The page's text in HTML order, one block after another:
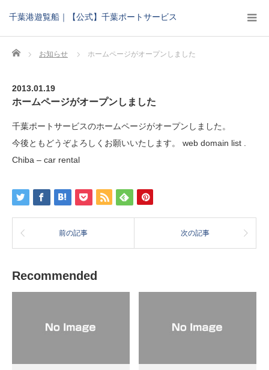
千葉港遊覧船｜【公式】千葉ポートサービス
Home お知らせ ホームページがオープンしました
2013.01.19
ホームページがオープンしました
千葉ポートサービスのホームページがオープンしました。
今後ともどうぞよろしくお願いいたします。 web domain list
Chiba – car rental
前の記事 次の記事
Recommended